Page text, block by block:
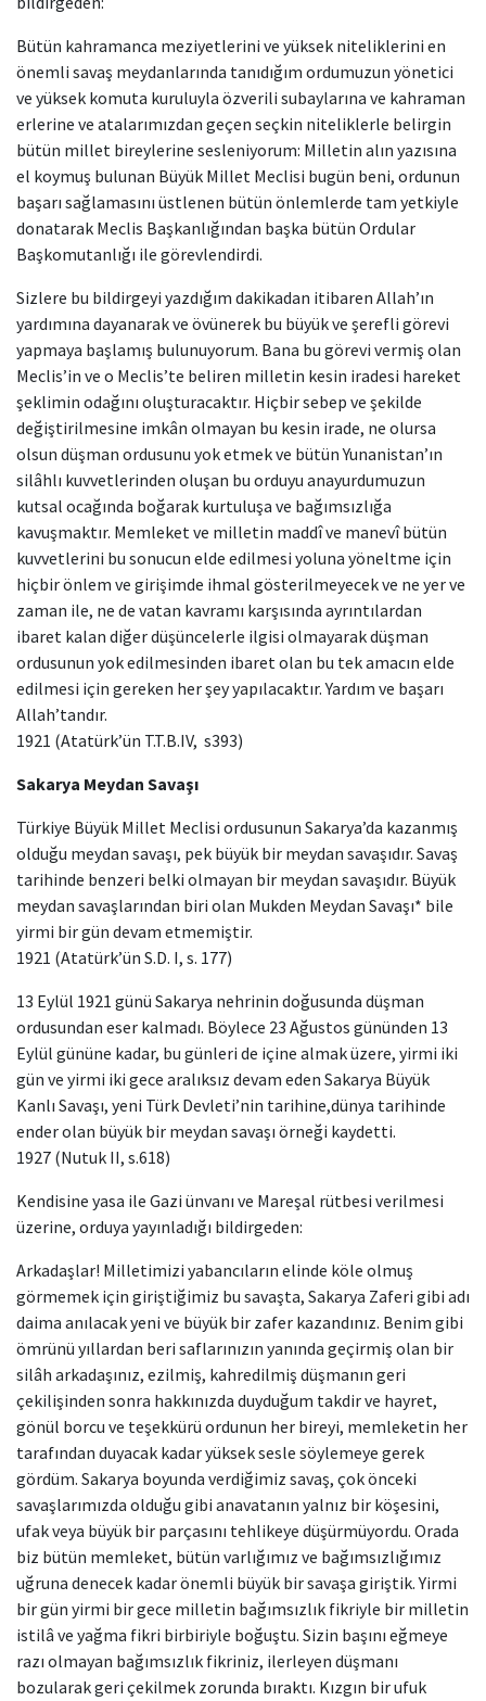
Bütün kahramanca meziyetlerini ve yüksek niteliklerini en
önemli savaş meydanlarında tanıdığım ordumuzun yönetici
ve yüksek komuta kuruluyla özverili subaylarına ve kahraman
erlerine ve atalarımızdan geçen seçkin niteliklerle belirgin
bütün millet bireylerine sesleniyorum: Milletin alın yazısına
el koymuş bulunan Büyük Millet Meclisi bugün beni, ordunun
başarı sağlamasını üstlenen bütün önlemlerde tam yetkiyle
donatarak Meclis Başkanlığından başka bütün Ordular
Başkomutanlığı ile görevlendirdi.
Sizlere bu bildirgeyi yazdığım dakikadan itibaren Allah’ın
yardımına dayanarak ve övünerek bu büyük ve şerefli görevi
yapmaya başlamış bulunuyorum. Bana bu görevi vermiş olan
Meclis’in ve o Meclis’te beliren milletin kesin iradesi hareket
şeklimin odağını oluşturacaktır. Hiçbir sebep ve şekilde
değiştirilmesine imkân olmayan bu kesin irade, ne olursa
olsun düşman ordusunu yok etmek ve bütün Yunanistan’ın
silâhlı kuvvetlerinden oluşan bu orduyu anayurdumuzun
kutsal ocağında boğarak kurtuluşa ve bağımsızlığa
kavuşmaktır. Memleket ve milletin maddî ve manevî bütün
kuvvetlerini bu sonucun elde edilmesi yoluna yöneltme için
hiçbir önlem ve girişimde ihmal gösterilmeyecek ve ne yer ve
zaman ile, ne de vatan kavramı karşısında ayrıntılardan
ibaret kalan diğer düşüncelerle ilgisi olmayarak düşman
ordusunun yok edilmesinden ibaret olan bu tek amacın elde
edilmesi için gereken her şey yapılacaktır. Yardım ve başarı
Allah’tandır.
1921 (Atatürk’ün T.T.B.IV, s393)
Sakarya Meydan Savaşı
Türkiye Büyük Millet Meclisi ordusunun Sakarya’da kazanmış
olduğu meydan savaşı, pek büyük bir meydan savaşıdır. Savaş
tarihinde benzeri belki olmayan bir meydan savaşıdır. Büyük
meydan savaşlarından biri olan Mukden Meydan Savaşı* bile
yirmi bir gün devam etmemiştir.
1921 (Atatürk’ün S.D. I, s. 177)
13 Eylül 1921 günü Sakarya nehrinin doğusunda düşman
ordusundan eser kalmadı. Böylece 23 Ağustos gününden 13
Eylül gününe kadar, bu günleri de içine almak üzere, yirmi iki
gün ve yirmi iki gece aralıksız devam eden Sakarya Büyük
Kanlı Savaşı, yeni Türk Devleti’nin tarihine,dünya tarihinde
ender olan büyük bir meydan savaşı örneği kaydetti.
1927 (Nutuk II, s.618)
Kendisine yasa ile Gazi ünvanı ve Mareşal rütbesi verilmesi
üzerine, orduya yayınladığı bildirgeden:
Arkadaşlar! Milletimizi yabancıların elinde köle olmuş
görmemek için giriştiğimiz bu savaşta, Sakarya Zaferi gibi adı
daima anılacak yeni ve büyük bir zafer kazandınız. Benim gibi
ömrünü yıllardan beri saflarınızın yanında geçirmiş olan bir
silâh arkadaşınız, ezilmiş, kahredilmiş düşmanın geri
çekilişinden sonra hakkınızda duyduğum takdir ve hayret,
gönül borcu ve teşekkürü ordunun her bireyi, memleketin her
tarafından duyacak kadar yüksek sesle söylemeye gerek
gördüm. Sakarya boyunda verdiğimiz savaş, çok önceki
savaşlarımızda olduğu gibi anavatanın yalnız bir köşesini,
ufak veya büyük bir parçasını tehlikeye düşürmüyordu. Orada
biz bütün memleket, bütün varlığımız ve bağımsızlığımız
uğruna denecek kadar önemli büyük bir savaşa giriştik. Yirmi
bir gün yirmi bir gece milletin bağımsızlık fikriyle bir milletin
istilâ ve yağma fikri birbiriyle boğuştu. Sizin başını eğmeye
razı olmayan bağımsızlık fikriniz, ilerleyen düşmanı
bozularak geri çekilmek zorunda bıraktı. Kızgın bir ufuk